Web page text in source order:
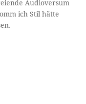
Audioversum
ich Stil hätte